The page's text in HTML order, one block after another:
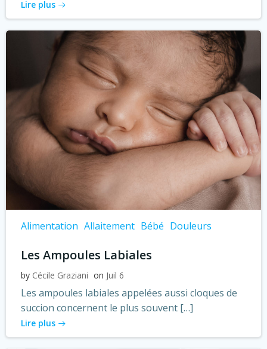
Lire plus
Alimentation Allaitement Bébé Douleurs
Les Ampoules Labiales
by Cécile Graziani on Juil 6
Les ampoules labiales appelées aussi cloques de
succion concernent le plus souvent […]
Lire plus